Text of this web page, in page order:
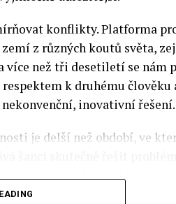
konflikty. Platforma
z různých koutů světa,
více než tři desetiletí se nám
k druhému člověku
inovativní řešení.
je delší než období, ve
politici a představitelé
vědci, novináři a zástupci